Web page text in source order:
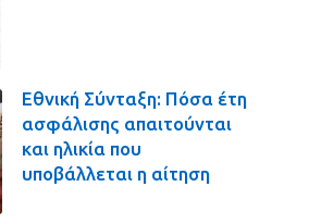
Εθνική Σύνταξη: Πόσα έτη
ασφάλισης απαιτούνται
και ηλικία που
υποβάλλεται η αίτηση